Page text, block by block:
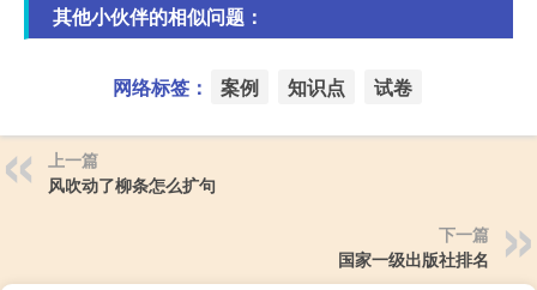
其他小伙伴的相似问题：
网络标签： 案例 知识点 试卷
上一篇
风吹动了柳条怎么扩句
下一篇
国家一级出版社排名